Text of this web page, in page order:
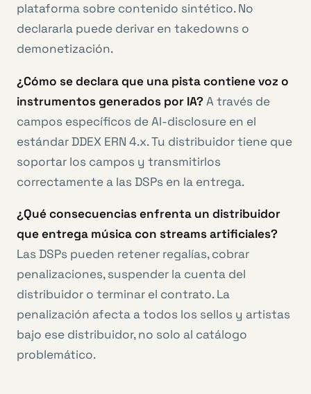
plataforma sobre contenido sintético. No
declararla puede derivar en takedowns o
demonetización.
¿Cómo se declara que una pista contiene voz o
instrumentos generados por IA?A través de
campos específicos de AI-disclosure en el
estándar DDEX ERN 4.x. Tu distribuidor tiene que
soportar los campos y transmitirlos
correctamente a las DSPs en la entrega.
¿Qué consecuencias enfrenta un distribuidor
que entrega música con streams artificiales?
Las DSPs pueden retener regalías, cobrar
penalizaciones, suspender la cuenta del
distribuidor o terminar el contrato. La
penalización afecta a todos los sellos y artistas
bajo ese distribuidor, no solo al catálogo
problemático.